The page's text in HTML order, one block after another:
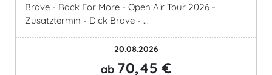
Brave - Back For More - Open Air Tour 2026 -
Zusatztermin - Dick Brave - ...
20.08.2026
ab 70,45 €